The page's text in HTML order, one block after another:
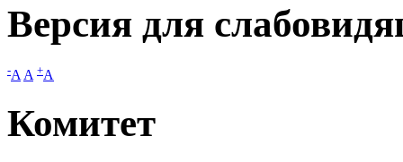
Версия для
-A A +A
Комитет